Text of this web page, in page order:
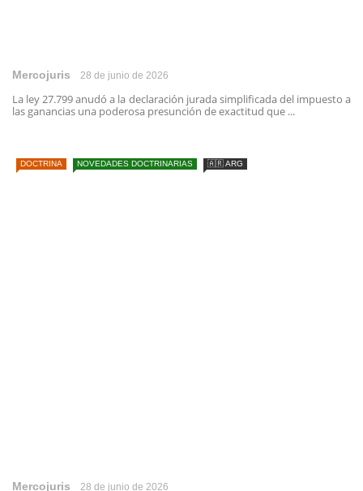
Mercojuris 28 de junio de 2026
La ley 27.799 anudó a la declaración jurada simplificada del impuesto a
las ganancias una poderosa presunción de exactitud que ...
DOCTRINA NOVEDADES DOCTRINARIAS 🇦🇷 ARG
Mercojuris 28 de junio de 2026